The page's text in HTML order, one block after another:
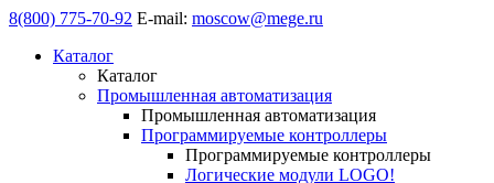
8(800) 775-70-92 E-mail: moscow@mege.ru
Каталог
Каталог
Промышленная автоматизация
Промышленная автоматизация
Программируемые контроллеры
Программируемые контроллеры
Логические модули LOGO!